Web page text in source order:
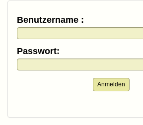
Benutzername :
Passwort:
Anmelden